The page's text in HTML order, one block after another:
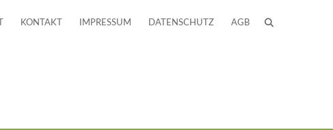
KONTAKT IMPRESSUM DATENSCHUTZ AGB